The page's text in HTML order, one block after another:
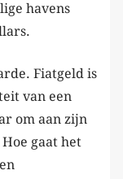
havens
Fiatgeld is
van een
om aan zijn
gaat het